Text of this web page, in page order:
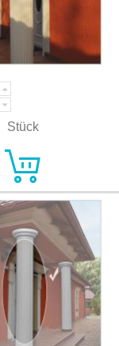
Stück